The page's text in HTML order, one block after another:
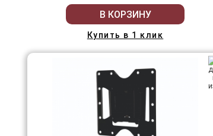
В КОРЗИНУ
Купить в 1 клик